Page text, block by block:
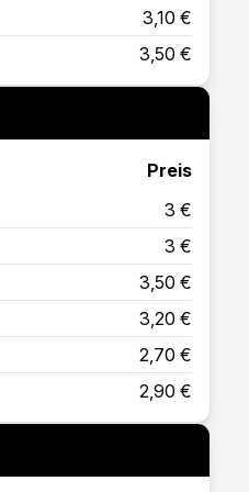
3,10 €
3,50 €
Preis
3 €
3 €
3,50 €
3,20 €
2,70 €
2,90 €